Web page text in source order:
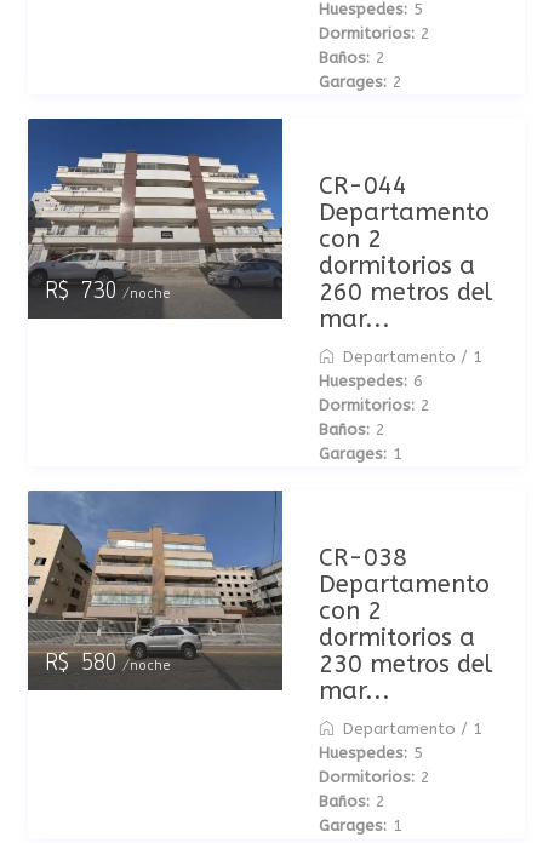
Huespedes: 5
Dormitorios: 2
Baños: 2
Garages: 2
R$ 730/noche
CR-044
Departamento
con 2
dormitorios a
260 metros del
mar...
Departamento / 1
Huespedes: 6
Dormitorios: 2
Baños: 2
Garages: 1
R$ 580/noche
CR-038
Departamento
con 2
dormitorios a
230 metros del
mar...
Departamento / 1
Huespedes: 5
Dormitorios: 2
Baños: 2
Garages: 1